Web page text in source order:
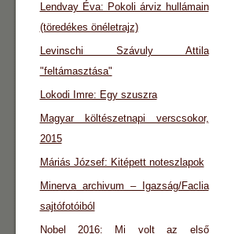
Lendvay Éva: Pokoli árviz hullámain
(töredékes önéletrajz)
Levinschi Szávuly Attila
"feltámasztása"
Lokodi Imre: Egy szuszra
Magyar költészetnapi verscsokor,
2015
Máriás József: Kitépett noteszlapok
Minerva archivum – Igazság/Faclia
sajtófotóiból
Nobel 2016: Mi volt az első